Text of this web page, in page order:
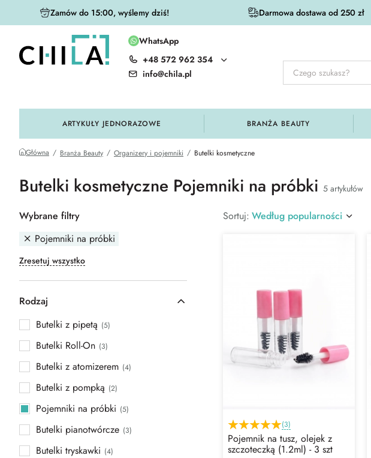
Zamów do 15:00, wyślemy dziś! Darmowa dostawa od 250 zł
WhatsApp
+48 572 962 354
info@chila.pl
ARTYKUŁY JEDNORAZOWE BRANŻA BEAUTY
Główna Branża Beauty Organizery i pojemniki Butelki kosmetyczne
Butelki kosmetyczne Pojemniki na próbki 5 artykułów
Wybrane filtry
Pojemniki na próbki
Zresetuj wszystko
Rodzaj
Butelki z pipetą (5)
Butelki Roll-On (3)
Butelki z atomizerem (4)
Butelki z pompką (2)
Pojemniki na próbki (5)
Butelki pianotwórcze (3)
Butelki tryskawki (4)
Sortuj: Według popularności
(3)
Pojemnik na tusz, olejek z
szczoteczką (1.2ml) - 3 szt